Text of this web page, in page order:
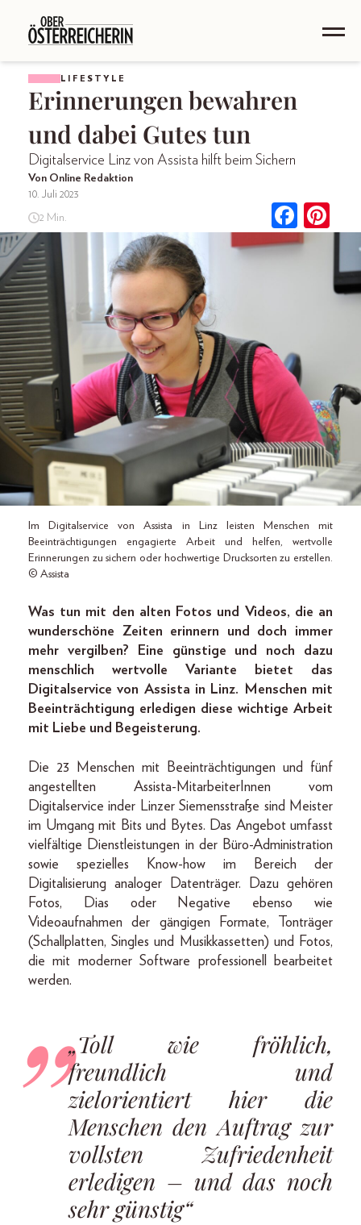
LIFESTYLE
Erinnerungen bewahren
und dabei Gutes tun
Digitalservice Linz von Assista hilft beim Sichern
Von Online Redaktion
10. Juli 2023
2 Min.
Im Digitalservice von Assista in Linz leisten Menschen mit
Beeinträchtigungen engagierte Arbeit und helfen, wertvolle
Erinnerungen zu sichern oder hochwertige Drucksorten zu erstellen.
© Assista
Was tun mit den alten Fotos und Videos, die an
wunderschöne Zeiten erinnern und doch immer
mehr vergilben? Eine günstige und noch dazu
menschlich wertvolle Variante bietet das
Digitalservice von Assista in Linz. Menschen mit
Beeinträchtigung erledigen diese wichtige Arbeit
mit Liebe und Begeisterung.
Die 23 Menschen mit Beeinträchtigungen und fünf
angestellten Assista-MitarbeiterInnen vom
Digitalservice inder Linzer Siemensstraße sind Meister
im Umgang mit Bits und Bytes. Das Angebot umfasst
vielfältige Dienstleistungen in der Büro-Administration
sowie spezielles Know-how im Bereich der
Digitalisierung analoger Datenträger. Dazu gehören
Fotos, Dias oder Negative ebenso wie
Videoaufnahmen der gängigen Formate, Tonträger
(Schallplatten, Singles und Musikkassetten) und Fotos,
die mit moderner Software professionell bearbeitet
werden.
„Toll wie fröhlich,
freundlich und
zielorientiert hier die
Menschen den Auftrag zur
vollsten Zufriedenheit
erledigen – und das noch
sehr günstig“